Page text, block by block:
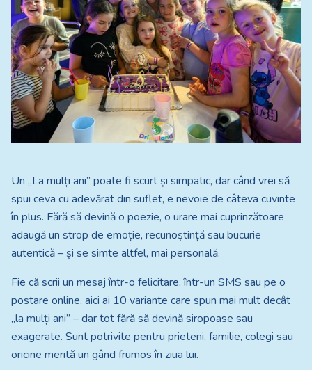
Un „La mulți ani” poate fi scurt și simpatic, dar când vrei să
spui ceva cu adevărat din suflet, e nevoie de câteva cuvinte
în plus. Fără să devină o poezie, o urare mai cuprinzătoare
adaugă un strop de emoție, recunoștință sau bucurie
autentică – și se simte altfel, mai personală.
Fie că scrii un mesaj într-o felicitare, într-un SMS sau pe o
postare online, aici ai 10 variante care spun mai mult decât
„la mulți ani” – dar tot fără să devină siropoase sau
exagerate. Sunt potrivite pentru prieteni, familie, colegi sau
oricine merită un gând frumos în ziua lui.